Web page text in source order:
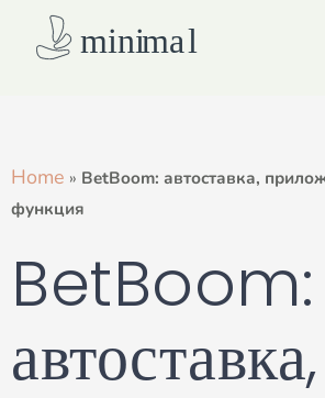
Home » BetBoom: автоставка,
функция
BetBoom:
автоставка,